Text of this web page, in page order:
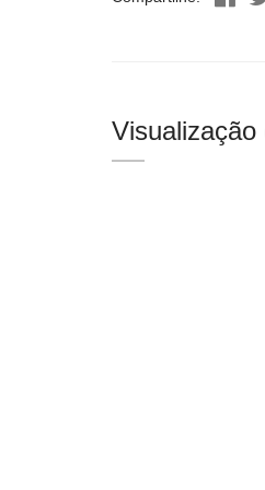
Visualização